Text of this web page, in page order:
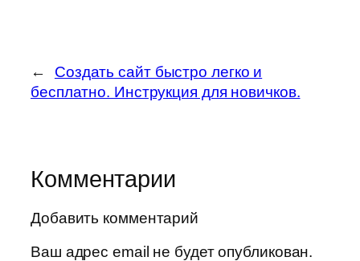
←
Создать сайт быстро легко и
бесплатно. Инструкция для новичков.
Комментарии
Добавить комментарий
Ваш адрес email не будет опубликован.